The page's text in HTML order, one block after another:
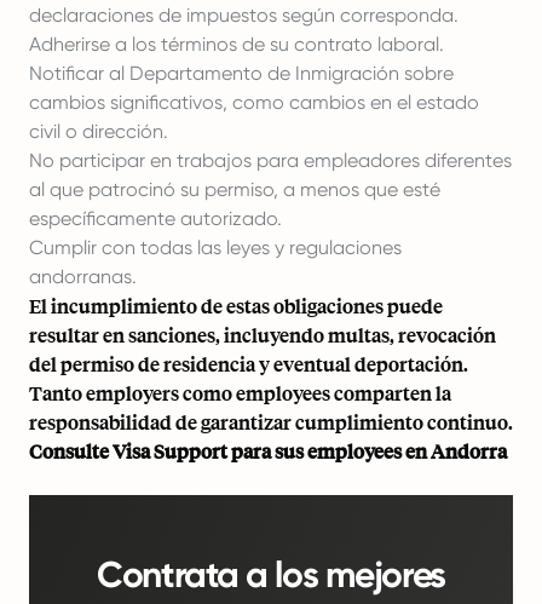
declaraciones de impuestos según corresponda.
Adherirse a los términos de su contrato laboral.
Notificar al Departamento de Inmigración sobre
cambios significativos, como cambios en el estado
civil o dirección.
No participar en trabajos para empleadores diferentes
al que patrocinó su permiso, a menos que esté
específicamente autorizado.
Cumplir con todas las leyes y regulaciones
andorranas.
El incumplimiento de estas obligaciones puede
resultar en sanciones, incluyendo multas, revocación
del permiso de residencia y eventual deportación.
Tanto employers como employees comparten la
responsabilidad de garantizar cumplimiento continuo.
ConsulteVisa Supportpara sus employees en Andorra
Contrata a los mejores